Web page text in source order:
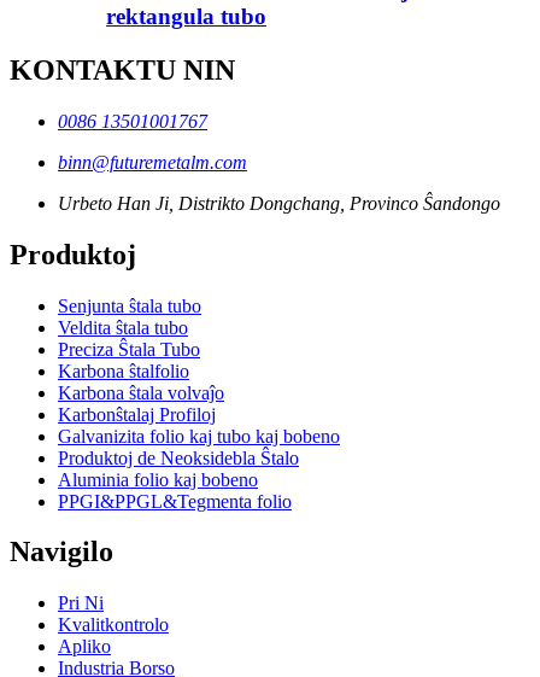
rektangula tubo
KONTAKTU NIN
0086 13501001767
binn@futuremetalm.com
Urbeto Han Ji, Distrikto Dongchang, Provinco Ŝandongo
Produktoj
Senjunta ŝtala tubo
Veldita ŝtala tubo
Preciza Ŝtala Tubo
Karbona ŝtalfolio
Karbona ŝtala volvaĵo
Karbonŝtalaj Profiloj
Galvanizita folio kaj tubo kaj bobeno
Produktoj de Neoksidebla Ŝtalo
Aluminia folio kaj bobeno
PPGI&PPGL&Tegmenta folio
Navigilo
Pri Ni
Kvalitkontrolo
Apliko
Industria Borso